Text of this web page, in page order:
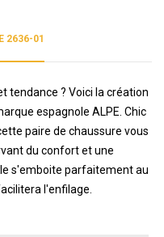
2636-01
tendance ? Voici la création
espagnole ALPE. Chic
paire de chaussure vous
du confort et une
s'emboite parfaitement au
l'enfilage.